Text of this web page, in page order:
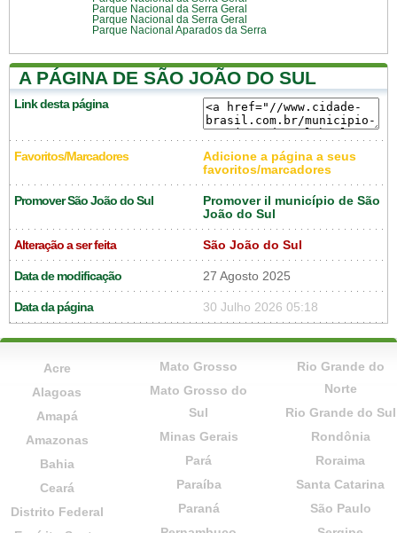
Parque Nacional da Serra Geral
Parque Nacional da Serra Geral
Parque Nacional Aparados da Serra
A PÁGINA DE SÃO JOÃO DO SUL
Link desta página
Favoritos/Marcadores
Adicione a página a seus
favoritos/marcadores
Promover São João do Sul
Promover il município de São
João do Sul
Alteração a ser feita São João do Sul
Data de modificação 27 Agosto 2025
Data da página 30 Julho 2026 05:18
Acre
Alagoas
Amapá
Amazonas
Bahia
Ceará
Distrito Federal
Mato Grosso
Mato Grosso do
Sul
Minas Gerais
Pará
Paraíba
Paraná
Rio Grande do
Norte
Rio Grande do Sul
Rondônia
Roraima
Santa Catarina
São Paulo